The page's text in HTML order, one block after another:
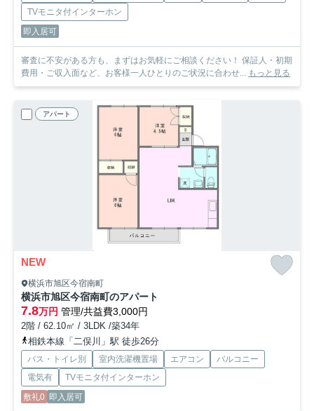
TVモニタ付インターホン
即入居可
審査に不安がある方も、まずはお気軽にご相談ください！ 保証人・初期
費用・ご収入面など、お客様一人ひとりのご状況に合わせ... もっと見る
アパート
NEW
横浜市旭区今宿南町
横浜市旭区今宿南町のアパート
7.8万円 管理/共益費3,000円
2階 / 62.10㎡ / 3LDK /築34年
相鉄本線「二俣川」駅 徒歩26分
バス・トイレ別 室内洗濯機置場 エアコン
バルコニー
電気有
TVモニタ付インターホン
敷礼0 即入居可